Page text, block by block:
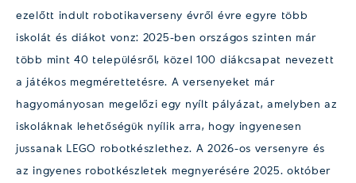
ezelőtt indult robotikaverseny évről évre egyre több
iskolát és diákot vonz: 2025-ben országos szinten már
több mint 40 településről, közel 100 diákcsapat nevezett
a játékos megmérettetésre. A versenyeket már
hagyományosan megelőzi egy nyílt pályázat, amelyben az
iskoláknak lehetőségük nyílik arra, hogy ingyenesen
jussanak LEGO robotkészlethez. A 2026-os versenyre és
az ingyenes robotkészletek megnyerésére 2025. október